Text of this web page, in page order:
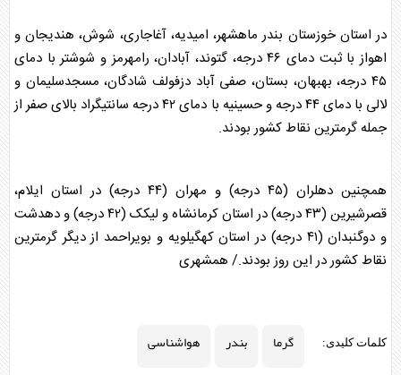
در استان خوزستان بندرماهشهر، امیدیه، آغاجاری، شوش، هندیجان و
اهواز با ثبت دمای ۴۶ درجه، گتوند، آبادان، رامهرمز و شوشتر با دمای
۴۵ درجه، بهبهان، بستان، صفی آباد دزفولف شادگان، مسجدسلیمان و
لالی با دمای ۴۴ درجه و حسینیه با دمای ۴۲ درجه سانتیگراد بالای صفر از
جمله گرمترین نقاط کشور بودند.
همچنین دهلران (۴۵ درجه) و مهران (۴۴ درجه) در استان ایلام،
قصرشیرین (۴۳ درجه) در استان کرمانشاه و لیکک (۴۲ درجه) و دهدشت
و دوگنبدان (۴۱ درجه) در استان کهگیلویه و بویراحمد از دیگر گرمترین
نقاط کشور در این روز بودند./ همشهری
کلمات کلیدی: گرما بندر هواشناسی